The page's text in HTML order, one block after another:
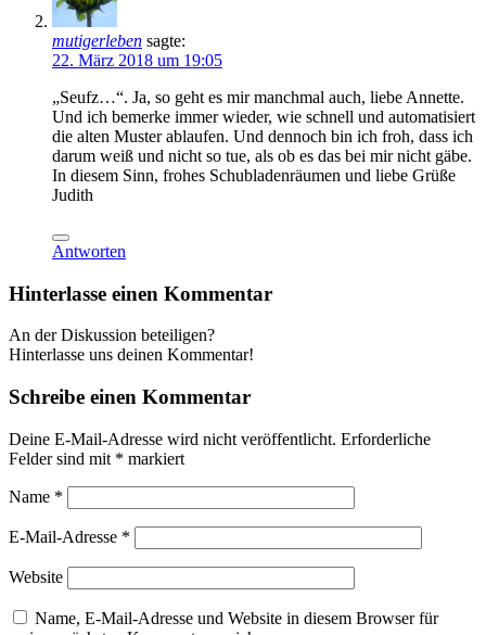
mutigerleben sagte:
22. März 2018 um 19:05
„Seufz…“. Ja, so geht es mir manchmal auch, liebe Annette.
Und ich bemerke immer wieder, wie schnell und automatisiert
die alten Muster ablaufen. Und dennoch bin ich froh, dass ich
darum weiß und nicht so tue, als ob es das bei mir nicht gäbe.
In diesem Sinn, frohes Schubladenräumen und liebe Grüße
Judith
Antworten
Hinterlasse einen Kommentar
An der Diskussion beteiligen?
Hinterlasse uns deinen Kommentar!
Schreibe einen Kommentar
Deine E-Mail-Adresse wird nicht veröffentlicht. Erforderliche
Felder sind mit * markiert
Name *
E-Mail-Adresse *
Website
Name, E-Mail-Adresse und Website in diesem Browser für